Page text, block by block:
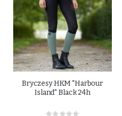
Bryczesy HKM "Harbour
Island" Black 24h